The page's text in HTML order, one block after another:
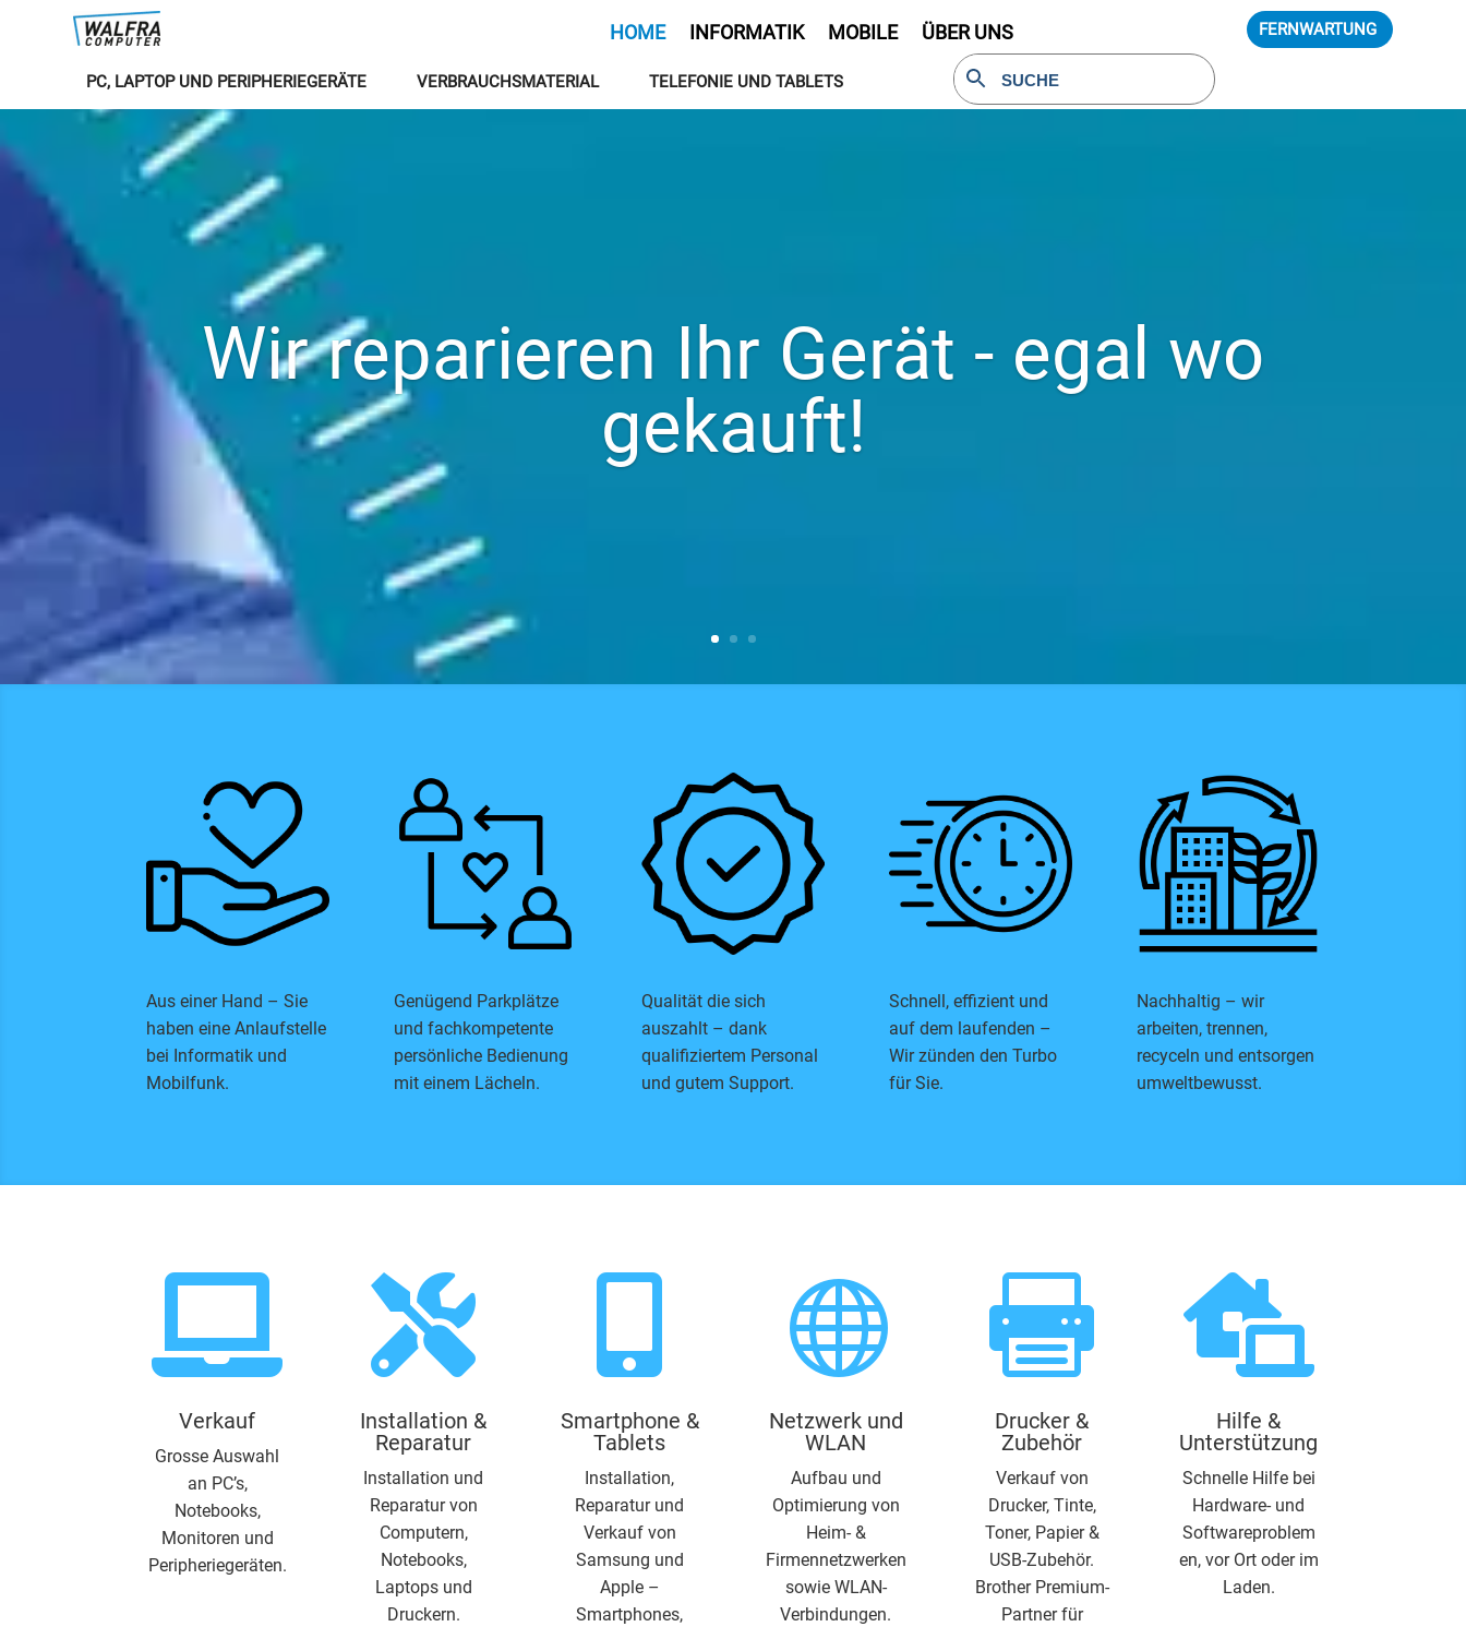
HOME INFORMATIK MOBILE ÜBER UNS FERNWARTUNG
PC, LAPTOP UND PERIPHERIEGERÄTE VERBRAUCHSMATERIAL TELEFONIE UND TABLETS
Wir reparieren Ihr Gerät - egal wo
gekauft!
Aus einer Hand – Sie
haben eine Anlaufstelle
bei Informatik und
Mobilfunk.
Genügend Parkplätze
und fachkompetente
persönliche Bedienung
mit einem Lächeln.
Qualität die sich
auszahlt – dank
qualifiziertem Personal
und gutem Support.
Schnell, effizient und
auf dem laufenden –
Wir zünden den Turbo
für Sie.
Nachhaltig – wir
arbeiten, trennen,
recyceln und entsorgen
umweltbewusst.

Verkauf
Grosse Auswahl
an PC’s,
Notebooks,
Monitoren und
Peripheriegeräten.

Installation &
Reparatur
Installation und
Reparatur von
Computern,
Notebooks,
Laptops und
Druckern.

Smartphone &
Tablets
Installation,
Reparatur und
Verkauf von
Samsung und
Apple –
Smartphones,

Netzwerk und
WLAN
Aufbau und
Optimierung von
Heim- &
Firmennetzwerken
sowie WLAN-
Verbindungen.

Drucker &
Zubehör
Verkauf von
Drucker, Tinte,
Toner, Papier &
USB-Zubehör.
Brother Premium-
Partner für

Hilfe &
Unterstützung
Schnelle Hilfe bei
Hardware- und
Softwareproblem
en, vor Ort oder im
Laden.